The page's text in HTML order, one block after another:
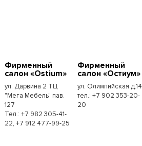
Фирменный
салон «Ostium»
ул. Дарвина 2 ТЦ
"Мега Мебель" пав.
127
Тел.: +7 982 305-41-
22, +7 912 477-99-25
Фирменный
салон «Остиум»
ул. Олимпийская д.14
тел.: +7 902 353-20-
20